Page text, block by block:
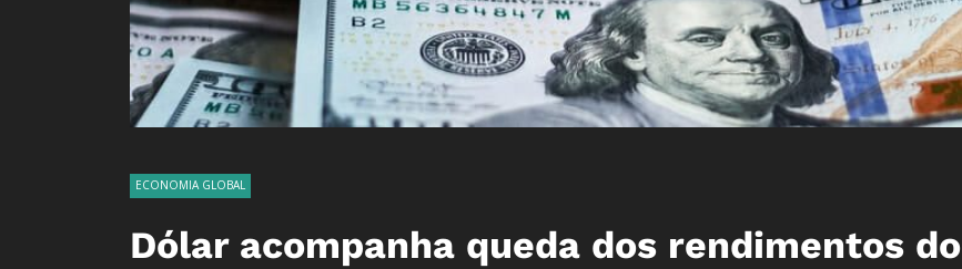
ECONOMIA GLOBAL
Dólar acompanha queda dos rendimentos do